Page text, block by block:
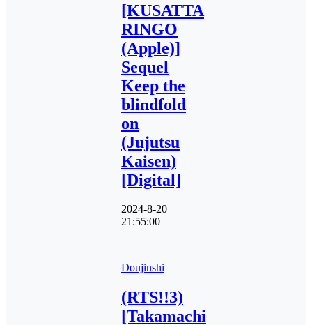
[KUSATTA
RINGO
(Apple)]
Sequel
Keep the
blindfold
on
(Jujutsu
Kaisen)
[Digital]
2024-8-20
21:55:00
Doujinshi
(RTS!!3)
[Takamachi